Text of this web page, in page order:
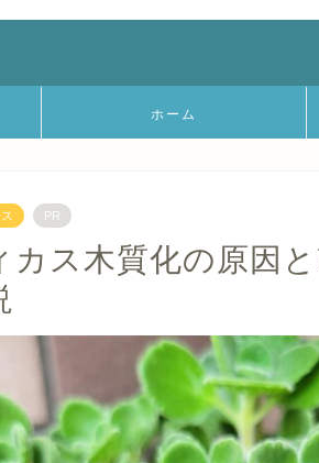
ホーム
PR
カス木質化の原因